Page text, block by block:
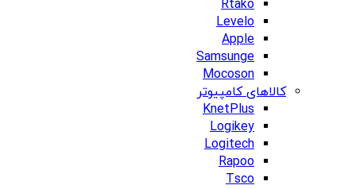
Rtako
Levelo
Apple
Samsunge
Mocoson
کالاهای کامپیوتر
KnetPlus
Logikey
Logitech
Rapoo
Tsco